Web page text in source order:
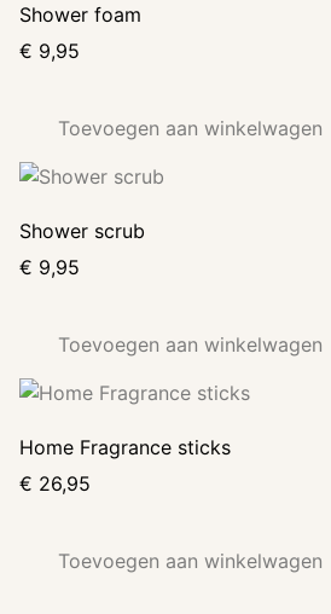
Shower foam
€ 9,95
Toevoegen aan winkelwagen
Shower scrub
€ 9,95
Toevoegen aan winkelwagen
Home Fragrance sticks
€ 26,95
Toevoegen aan winkelwagen